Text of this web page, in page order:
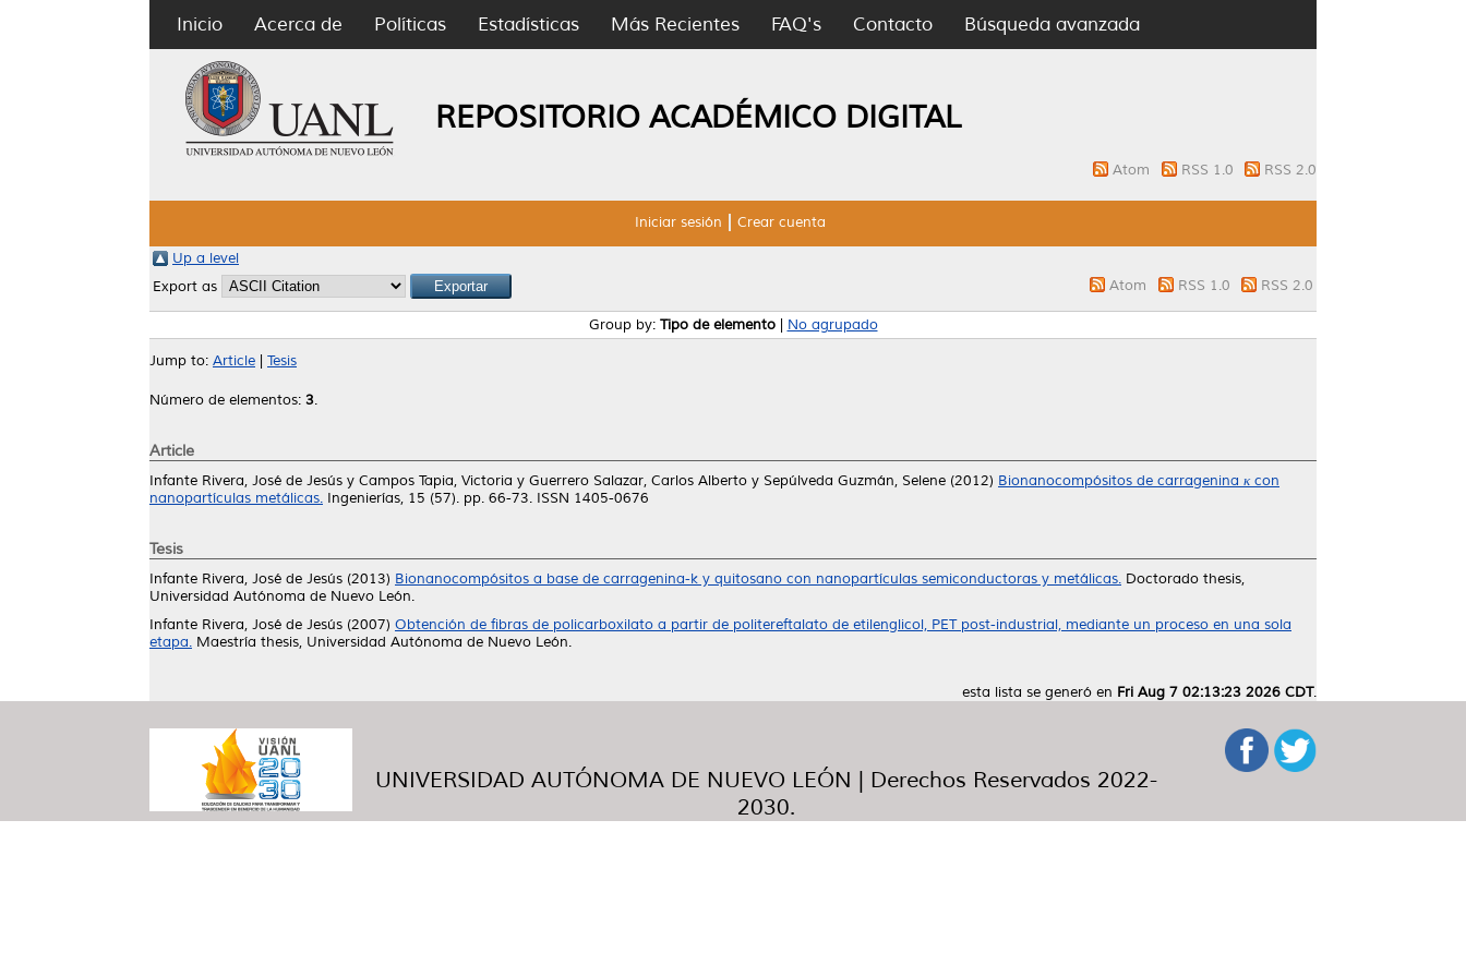
Inicio Acerca de Políticas Estadísticas Más Recientes FAQ's Contacto Búsqueda avanzada
REPOSITORIO ACADÉMICO DIGITAL
Atom RSS 1.0 RSS 2.0
Iniciar sesión Crear cuenta
Up a level
Export as
Atom RSS 1.0 RSS 2.0
Group by: Tipo de elemento| No agrupado
Jump to: Article Tesis
Número de elementos: 3.
Article
Infante Rivera, José de Jesús y Campos Tapia, Victoria y Guerrero Salazar, Carlos Alberto y Sepúlveda Guzmán, Selene (2012) Bionanocompósitos de carragenina κ con
nanopartículas metálicas. Ingenierías, 15 (57). pp. 66-73. ISSN 1405-0676
Tesis
Infante Rivera, José de Jesús (2013) Bionanocompósitos a base de carragenina-k y quitosano con nanopartículas semiconductoras y metálicas. Doctorado thesis,
Universidad Autónoma de Nuevo León.
Infante Rivera, José de Jesús (2007) Obtención de fibras de policarboxilato a partir de politereftalato de etilenglicol, PET post-industrial, mediante un proceso en una sola
etapa. Maestría thesis, Universidad Autónoma de Nuevo León.
esta lista se generó en Fri Aug 7 02:13:23 2026 CDT.
UNIVERSIDAD AUTÓNOMA DE NUEVO LEÓN | Derechos Reservados 2022-
2030.